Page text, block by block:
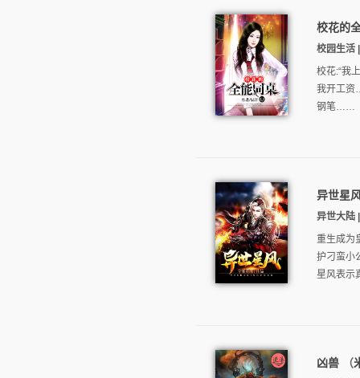
校花的
校园生活
校花:“我
我开工资
钢笔……
异世星
异世大陆
重生成为
护刁蛮小
星风表示
凶兽 （